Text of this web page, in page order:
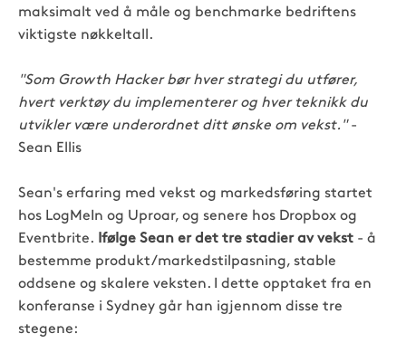
maksimalt ved å måle og benchmarke bedriftens
viktigste nøkkeltall.
"Som Growth Hacker bør hver strategi du utfører,
hvert verktøy du implementerer og hver teknikk du
utvikler være underordnet ditt ønske om vekst." -
Sean Ellis
Sean's erfaring med vekst og markedsføring startet
hos LogMeIn og Uproar, og senere hos Dropbox og
Eventbrite. Ifølge Sean er det tre stadier av vekst - å
bestemme produkt/markedstilpasning, stable
oddsene og skalere veksten. I dette opptaket fra en
konferanse i Sydney går han igjennom disse tre
stegene: